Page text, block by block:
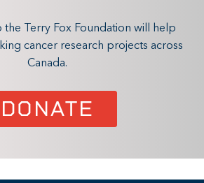
the Terry Fox Foundation will help
cancer research projects across
Canada.
DONATE